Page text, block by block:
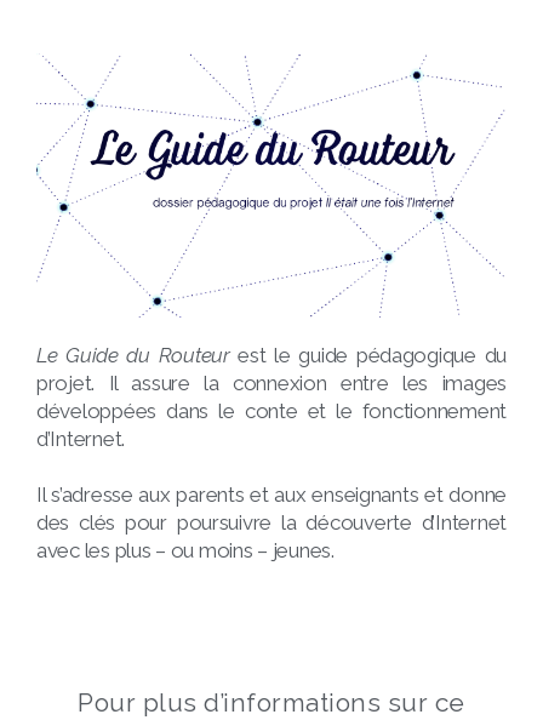
Le Guide du Routeurest le guide pédagogique du
projet. Il assure la connexion entre les images
développées dans le conte et le fonctionnement
d’Internet.
Il s’adresse aux parents et aux enseignants et donne
des clés pour poursuivre la découverte d’Internet
avec les plus – ou moins – jeunes.
Pour plus d’informations sur ce